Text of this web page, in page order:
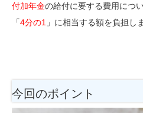
付加年金の給付に要する費用につ
「4分の1 」に相当する額を負担し
今回のポイント